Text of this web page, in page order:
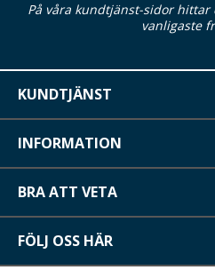
På våra kundtjänst-sidor hittar
vanligaste
KUNDTJÄNST
INFORMATION
BRA ATT VETA
FÖLJ OSS HÄR